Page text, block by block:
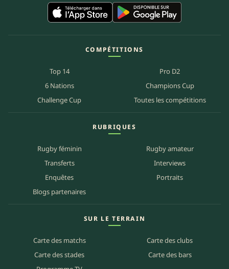
COMPÉTITIONS
Top 14
Pro D2
6 Nations
Champions Cup
Challenge Cup
Toutes les compétitions
RUBRIQUES
Rugby féminin
Rugby amateur
Transferts
Interviews
Enquêtes
Portraits
Blogs partenaires
SUR LE TERRAIN
Carte des matchs
Carte des clubs
Carte des stades
Carte des bars